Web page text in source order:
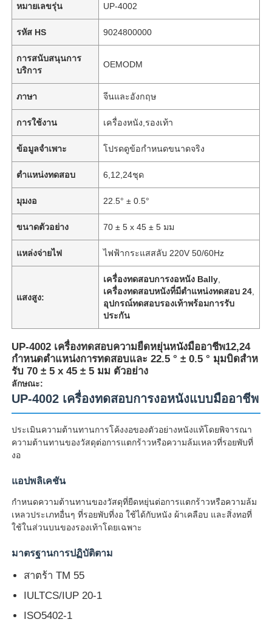
บ้าน
ผลิตภัณฑ์
หมายเลขรุ่น UP-4002
รหัส HS 9024800000
การสนับสนุนการ
บริการ
OEMODM
ภาษา จีนและอังกฤษ
การใช้งาน เครื่องหนัง,รองเท้า
ข้อมูลจำเพาะ โปรดดูข้อกำหนดขนาดจริง
ตำแหน่งทดสอบ 6,12,24ชุด
มุมงอ 22.5° ± 0.5°
ขนาดตัวอย่าง 70 ± 5 x 45 ± 5 มม
แหล่งจ่ายไฟ ไฟฟ้ากระแสสลับ 220V 50/60Hz
แสงสูง:
เครื่องทดสอบการงอหนัง Bally
เครื่องทดสอบหนังที่มีตําแหน่งทดสอบ 24
อุปกรณ์ทดสอบรองเท้าพร้อมการรับ
ประกัน
UP-4002 เครื่องทดสอบความยืดหยุ่นหนังมืออาชีพ12,24
กําหนดตําแหน่งการทดสอบและ 22.5 ° ± 0.5 ° มุมบิดสําห
รับ 70 ± 5 x 45 ± 5 มม ตัวอย่าง
ลักษณะ:
UP-4002 เครื่องทดสอบการงอหนังแบบมืออาชีพ
ประเมินความต้านทานการโค้งงอของตัวอย่างหนังแท้โดยพิจารณา
ความต้านทานของวัสดุต่อการแตกร้าวหรือความล้มเหลวที่รอยพับที่
งอ
แอปพลิเคชัน
กำหนดความต้านทานของวัสดุที่ยืดหยุ่นต่อการแตกร้าวหรือความล้ม
เหลวประเภทอื่นๆ ที่รอยพับที่งอ ใช้ได้กับหนัง ผ้าเคลือบ และสิ่งทอที่
ใช้ในส่วนบนของรองเท้าโดยเฉพาะ
มาตรฐานการปฏิบัติตาม
สาตร้า TM 55
IULTCS/IUP 20-1
ISO5402-1